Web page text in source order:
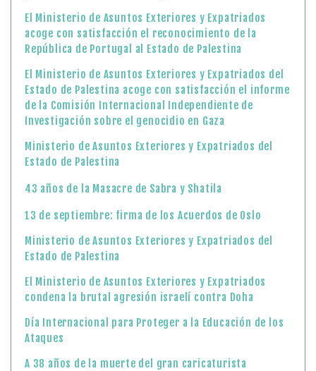
El Ministerio de Asuntos Exteriores y Expatriados
acoge con satisfacción el reconocimiento de la
República de Portugal al Estado de Palestina
El Ministerio de Asuntos Exteriores y Expatriados del
Estado de Palestina acoge con satisfacción el informe
de la Comisión Internacional Independiente de
Investigación sobre el genocidio en Gaza
Ministerio de Asuntos Exteriores y Expatriados del
Estado de Palestina
43 años de la Masacre de Sabra y Shatila
13 de septiembre: firma de los Acuerdos de Oslo
Ministerio de Asuntos Exteriores y Expatriados del
Estado de Palestina
El Ministerio de Asuntos Exteriores y Expatriados
condena la brutal agresión israelí contra Doha
Día Internacional para Proteger a la Educación de los
Ataques
A 38 años de la muerte del gran caricaturista